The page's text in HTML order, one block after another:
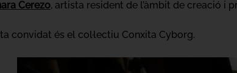
Cerezo, artista resident de l’àmbit de creació i
convidat és el col·lectiu Conxita Cyborg.